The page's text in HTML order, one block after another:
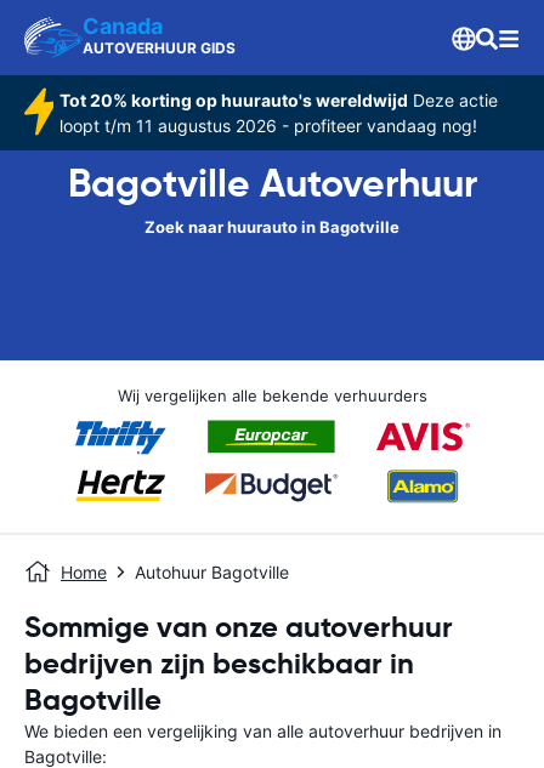
Canada
AUTOVERHUUR GIDS
Tot 20% korting op huurauto's wereldwijd Deze actie
loopt t/m 11 augustus 2026 - profiteer vandaag nog!
Bagotville Autoverhuur
Zoek naar huurauto in Bagotville
Wij vergelijken alle bekende verhuurders
Home Autohuur Bagotville
Sommige van onze autoverhuur
bedrijven zijn beschikbaar in
Bagotville
We bieden een vergelijking van alle autoverhuur bedrijven in
Bagotville: